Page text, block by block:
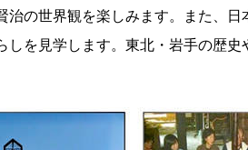
の世界観を楽しみます。また、日
を見学します。東北・岩手の歴史